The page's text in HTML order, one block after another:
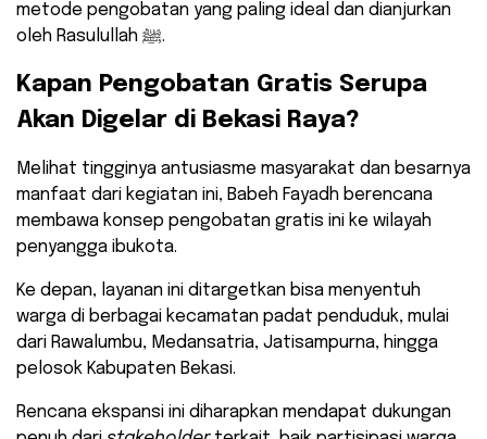
metode pengobatan yang paling ideal dan dianjurkan
oleh Rasulullah ﷺ.
​Kapan Pengobatan Gratis Serupa
Akan Digelar di Bekasi Raya?
​Melihat tingginya antusiasme masyarakat dan besarnya
manfaat dari kegiatan ini, Babeh Fayadh berencana
membawa konsep pengobatan gratis ini ke wilayah
penyangga ibukota.
Ke depan, layanan ini ditargetkan bisa menyentuh
warga di berbagai kecamatan padat penduduk, mulai
dari Rawalumbu, Medansatria, Jatisampurna, hingga
pelosok Kabupaten Bekasi.
​Rencana ekspansi ini diharapkan mendapat dukungan